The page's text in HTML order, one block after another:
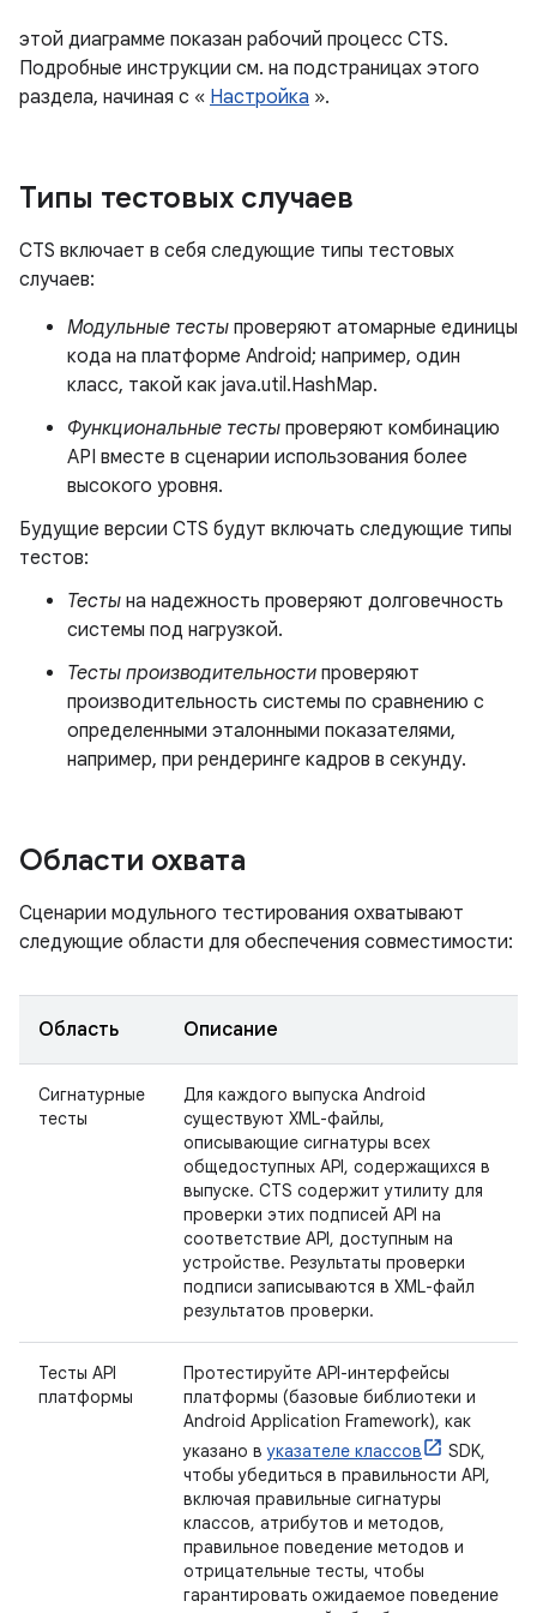
этой диаграмме показан рабочий процесс CTS.
Подробные инструкции см. на подстраницах этого
раздела, начиная с « Настройка ».
Типы тестовых случаев
CTS включает в себя следующие типы тестовых
случаев:
Модульные тесты проверяют атомарные единицы
кода на платформе Android; например, один
класс, такой как java.util.HashMap.
Функциональные тесты проверяют комбинацию
API вместе в сценарии использования более
высокого уровня.
Будущие версии CTS будут включать следующие типы
тестов:
Тесты на надежность проверяют долговечность
системы под нагрузкой.
Тесты производительности проверяют
производительность системы по сравнению с
определенными эталонными показателями,
например, при рендеринге кадров в секунду.
Области охвата
Сценарии модульного тестирования охватывают
следующие области для обеспечения совместимости:
Область Описание
Сигнатурные
тесты
Для каждого выпуска Android
существуют XML-файлы,
описывающие сигнатуры всех
общедоступных API, содержащихся в
выпуске. CTS содержит утилиту для
проверки этих подписей API на
соответствие API, доступным на
устройстве. Результаты проверки
подписи записываются в XML-файл
результатов проверки.
Тесты API
платформы
Протестируйте API-интерфейсы
платформы (базовые библиотеки и
Android Application Framework), как
указано вуказателе классов
SDK,
чтобы убедиться в правильности API,
включая правильные сигнатуры
классов, атрибутов и методов,
правильное поведение методов и
отрицательные тесты, чтобы
гарантировать ожидаемое поведение